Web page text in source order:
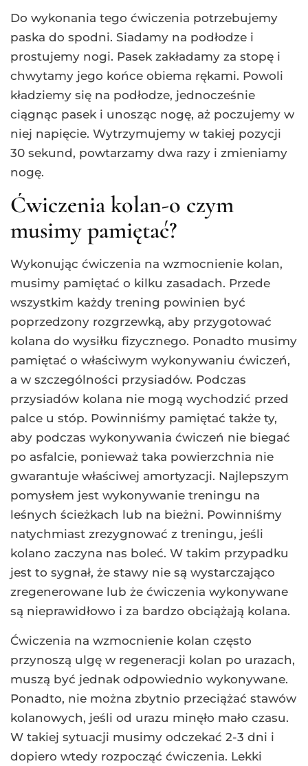
Do wykonania tego ćwiczenia potrzebujemy
paska do spodni. Siadamy na podłodze i
prostujemy nogi. Pasek zakładamy za stopę i
chwytamy jego końce obiema rękami. Powoli
kładziemy się na podłodze, jednocześnie
ciągnąc pasek i unosząc nogę, aż poczujemy w
niej napięcie. Wytrzymujemy w takiej pozycji
30 sekund, powtarzamy dwa razy i zmieniamy
nogę.
Ćwiczenia kolan-o czym
musimy pamiętać?
Wykonując ćwiczenia na wzmocnienie kolan,
musimy pamiętać o kilku zasadach. Przede
wszystkim każdy trening powinien być
poprzedzony rozgrzewką, aby przygotować
kolana do wysiłku fizycznego. Ponadto musimy
pamiętać o właściwym wykonywaniu ćwiczeń,
a w szczególności przysiadów. Podczas
przysiadów kolana nie mogą wychodzić przed
palce u stóp. Powinniśmy pamiętać także ty,
aby podczas wykonywania ćwiczeń nie biegać
po asfalcie, ponieważ taka powierzchnia nie
gwarantuje właściwej amortyzacji. Najlepszym
pomysłem jest wykonywanie treningu na
leśnych ścieżkach lub na bieżni. Powinniśmy
natychmiast zrezygnować z treningu, jeśli
kolano zaczyna nas boleć. W takim przypadku
jest to sygnał, że stawy nie są wystarczająco
zregenerowane lub że ćwiczenia wykonywane
są nieprawidłowo i za bardzo obciążają kolana.
Ćwiczenia na wzmocnienie kolan często
przynoszą ulgę w regeneracji kolan po urazach,
muszą być jednak odpowiednio wykonywane.
Ponadto, nie można zbytnio przeciążać stawów
kolanowych, jeśli od urazu minęło mało czasu.
W takiej sytuacji musimy odczekać 2-3 dni i
dopiero wtedy rozpocząć ćwiczenia. Lekki